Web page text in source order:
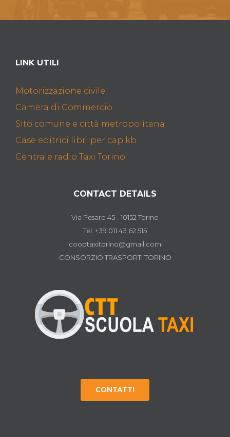
LINK UTILI
Motorizzazione civile
Camera di Commercio
Sito comune e città metropolitana
Case editrici libri per cap kb
Centrale radio Taxi Torino
CONTACT DETAILS
Via Pesaro 45 - 10152 Torino
Tel. +39 011 43 62 515
cooptaxitorino@gmail.com
CONSORZIO TRASPORTI TORINO
CONTATTI